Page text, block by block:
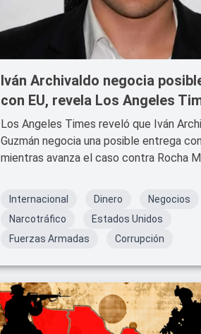
Iván Archivaldo negocia
con EU, revela Los Angeles
Los Angeles Times reveló que Iván
Guzmán negocia una posible entrega
mientras avanza el caso contra Rocha
Internacional Dinero
Negocios
Narcotráfico
Estados Unidos
Fuerzas Armadas
Corrupción